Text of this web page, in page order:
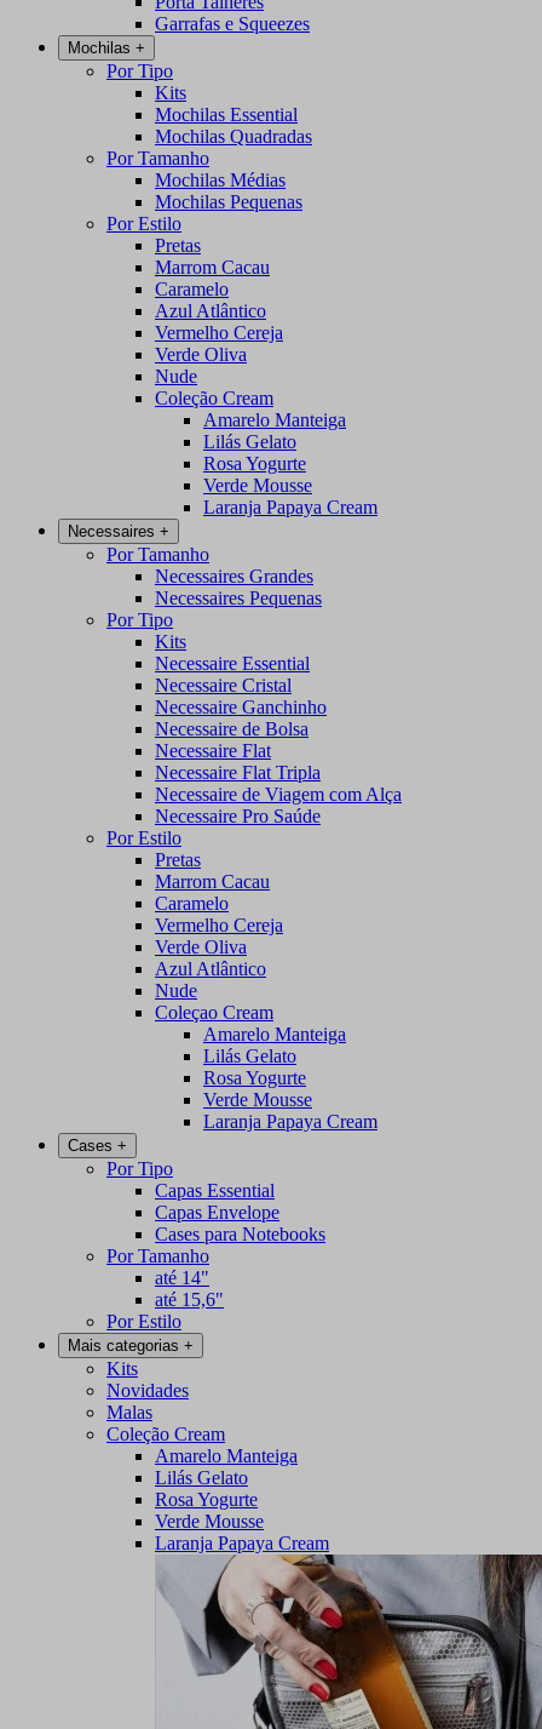
Garrafas e Squeezes
Mochilas +
Por Tipo
Kits
Mochilas Essential
Mochilas Quadradas
Por Tamanho
Mochilas Médias
Mochilas Pequenas
Por Estilo
Pretas
Marrom Cacau
Caramelo
Azul Atlântico
Vermelho Cereja
Verde Oliva
Nude
Coleção Cream
Amarelo Manteiga
Lilás Gelato
Rosa Yogurte
Verde Mousse
Laranja Papaya Cream
Necessaires +
Por Tamanho
Necessaires Grandes
Necessaires Pequenas
Por Tipo
Kits
Necessaire Essential
Necessaire Cristal
Necessaire Ganchinho
Necessaire de Bolsa
Necessaire Flat
Necessaire Flat Tripla
Necessaire de Viagem com Alça
Necessaire Pro Saúde
Por Estilo
Pretas
Marrom Cacau
Caramelo
Vermelho Cereja
Verde Oliva
Azul Atlântico
Nude
Coleçao Cream
Amarelo Manteiga
Lilás Gelato
Rosa Yogurte
Verde Mousse
Laranja Papaya Cream
Cases +
Por Tipo
Capas Essential
Capas Envelope
Cases para Notebooks
Por Tamanho
até 14"
até 15,6"
Por Estilo
Mais categorias +
Kits
Novidades
Malas
Coleção Cream
Amarelo Manteiga
Lilás Gelato
Rosa Yogurte
Verde Mousse
Laranja Papaya Cream